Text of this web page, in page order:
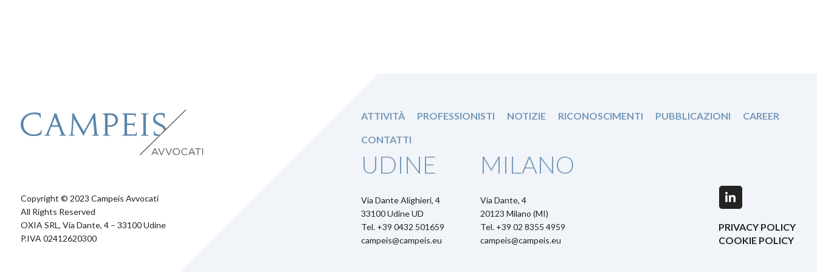
Copyright © 2023 Campeis Avvocati
All Rights Reserved
OXIA SRL, Via Dante, 4 – 33100 Udine
P.IVA 02412620300
ATTIVITÀ PROFESSIONISTI NOTIZIE RICONOSCIMENTI PUBBLICAZIONI CAREER
CONTATTI
UDINE
Via Dante Alighieri, 4
33100 Udine UD
Tel. +39 0432 501659
campeis@campeis.eu
MILANO
Via Dante, 4
20123 Milano (MI)
Tel. +39 02 8355 4959
campeis@campeis.eu
LinkedIn
PRIVACY POLICY
COOKIE POLICY